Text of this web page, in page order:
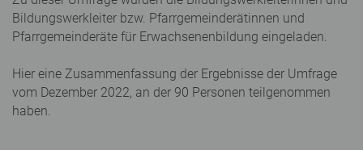
Bildungswerkleiter bzw. Pfarrgemeinderätinnen und
Pfarrgemeinderäte für Erwachsenenbildung eingeladen.
Hier eine Zusammenfassung der Ergebnisse der Umfrage
vom Dezember 2022, an der 90 Personen teilgenommen
haben.